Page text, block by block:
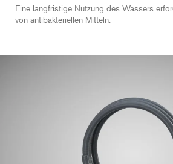
Eine langfristige Nutzung des Wassers
von antibakteriellen Mitteln.